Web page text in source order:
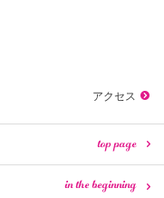
アクセス
top page
in the beginning